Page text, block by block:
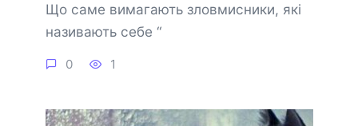
Що саме вимагають зловмисники, які
називають себе “
0 1